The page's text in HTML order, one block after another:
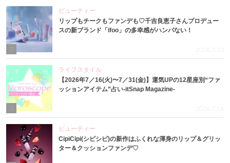
ビューティー
リップもチークもファンデも♡千吉良恵子さんプロデュー
スの新ブランド「ifoo」の多幸感がハンパない！
2026.7.10
3
ライフスタイル
【2026年7／16(火)〜7／31(金)】運気UPの12星座別“ファ
ッションアイテム”占い-itSnap Magazine-
2026.7.16
ビューティー
CipiCipi(シピシピ)の新作はふくれな渾身のリップ＆グリッ
ター＆クッションファンデ♡